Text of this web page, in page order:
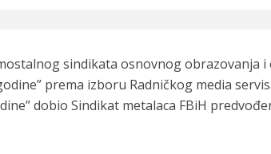
sindikata osnovnog obrazovanja
prema izboru Radničkog media
dobio Sindikat metalaca FBiH